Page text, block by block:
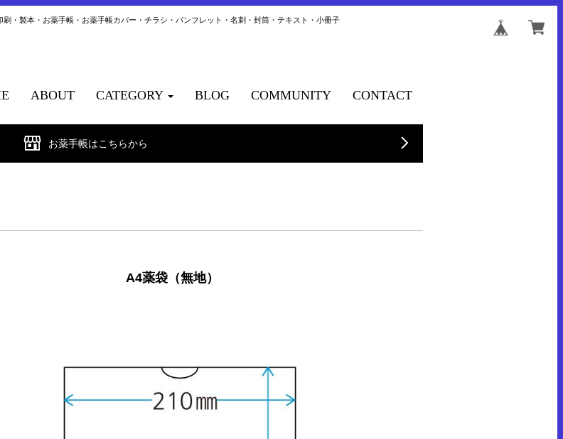
・製本・お薬手帳・お薬手帳カバー・チラシ・パンフレット・名刺・封筒・テキスト・小冊子
ABOUT CATEGORY BLOG COMMUNITY CONTACT
お薬手帳はこちらから
A4薬袋（無地）